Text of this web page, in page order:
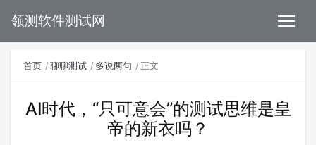
领测软件测试网
首页 聊聊测试 多说两句 正文
AI时代，“只可意会”的测试思维是皇
帝的新衣吗？